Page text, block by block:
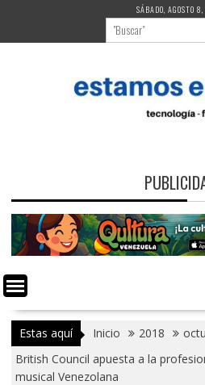
contenido
SÁBADO, AGOSTO
Estas aquí Inicio 2018
British Council apuesta a la
musical Venezolana